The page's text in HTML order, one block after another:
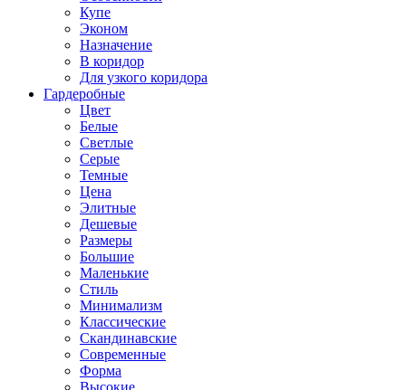
Купе
Эконом
Назначение
В коридор
Для узкого коридора
Гардеробные
Цвет
Белые
Светлые
Серые
Темные
Цена
Элитные
Дешевые
Размеры
Большие
Маленькие
Стиль
Минимализм
Классические
Скандинавские
Современные
Форма
Высокие